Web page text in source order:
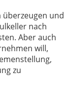
und
nach
Aber auch
will,
zu